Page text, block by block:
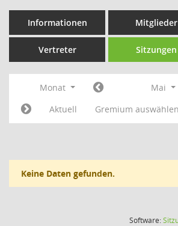
Informationen Mitglieder
Vertreter Sitzungen
Monat Mai
Aktuell
Gremium auswählen
Keine Daten gefunden.
Software: